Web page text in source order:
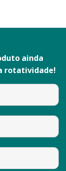
ainda
rotatividade!